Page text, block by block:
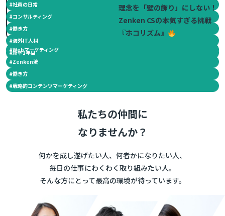
#社員の日常
#コンサルティング
#働き方
#海外IT人材
#新卒1年目
理念を「壁の飾り」にしない！
Zenken CSの本気すぎる挑戦
『ホコリズム』
#Webマーケティング
#Zenken流
#働き方
#戦略的コンテンツマーケティング
私たちの仲間に
なりませんか？
何かを成し遂げたい人、何者かになりたい人、
毎日の仕事にわくわく取り組みたい人。
そんな方にとって最高の環境が待っています。